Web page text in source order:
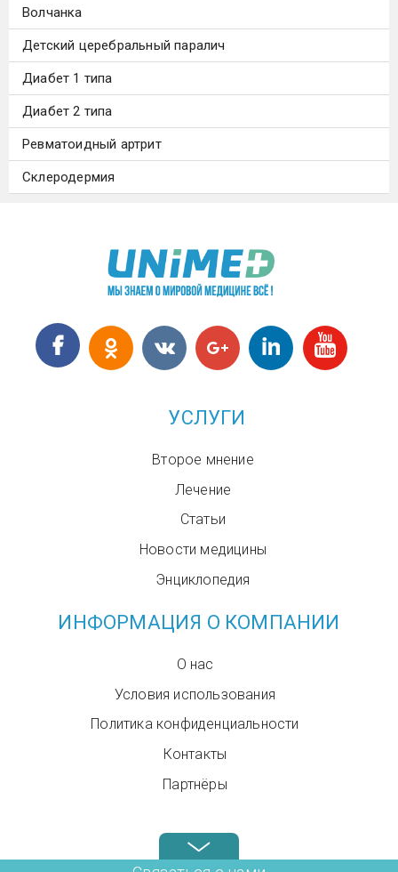
Волчанка
Детский церебральный паралич
Диабет 1 типа
Диабет 2 типа
Ревматоидный артрит
Склеродермия
УСЛУГИ
Второе мнение
Лечение
Статьи
Новости медицины
Энциклопедия
ИНФОРМАЦИЯ О КОМПАНИИ
О нас
Условия использования
Политика конфиденциальности
Контакты
Партнёры